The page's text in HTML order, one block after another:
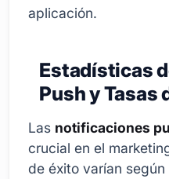
aplicación.
Estadísticas
Push y Tasas
Las notificaciones
crucial en el
de éxito varían